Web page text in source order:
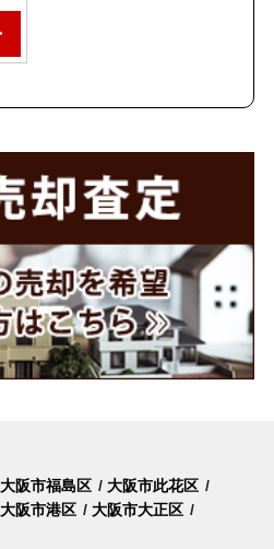
大阪市福島区
大阪市此花区
大阪市港区 大阪市大正区